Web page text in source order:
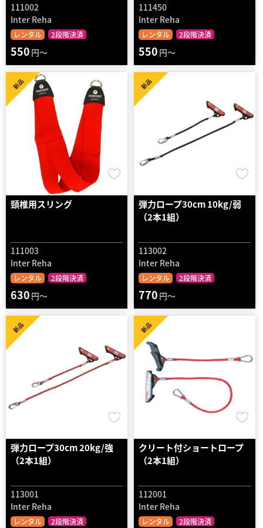
111002
Inter Reha
レンタル 2段階決済
550 円～
111450
Inter Reha
レンタル 2段階決済
550 円～
頸椎用スリング
111003
Inter Reha
レンタル 2段階決済
新品
630 円～
弾力ロープ30cm 10kg/弱
（2本1組）
113002
Inter Reha
レンタル 2段階決済
新品
770 円～
弾力ロープ30cm 20kg/強
（2本1組）
113001
Inter Reha
レンタル 2段階決済
新品
クリート付ショートロープ
（2本1組）
112001
Inter Reha
レンタル 2段階決済
新品